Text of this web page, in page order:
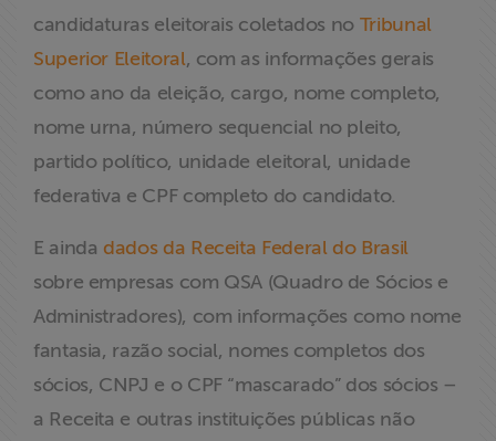
candidaturas eleitorais coletados no Tribunal
Superior Eleitoral, com as informações gerais
como ano da eleição, cargo, nome completo,
nome urna, número sequencial no pleito,
partido político, unidade eleitoral, unidade
federativa e CPF completo do candidato.
E ainda dados da Receita Federal do Brasil
sobre empresas com QSA (Quadro de Sócios e
Administradores), com informações como nome
fantasia, razão social, nomes completos dos
sócios, CNPJ e o CPF “mascarado” dos sócios –
a Receita e outras instituições públicas não